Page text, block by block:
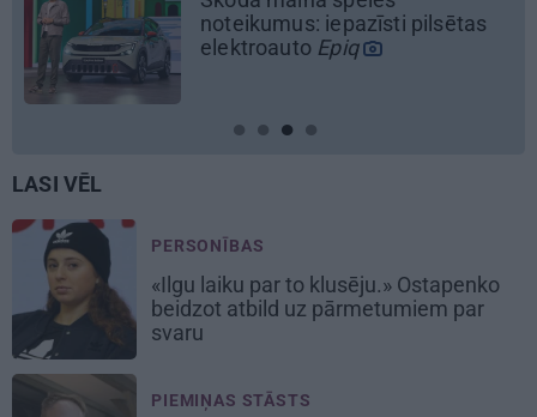
LASI VĒL
PERSONĪBAS
«Ilgu laiku par to klusēju.» Ostapenko
beidzot atbild uz pārmetumiem par
svaru
PIEMIŅAS STĀSTS